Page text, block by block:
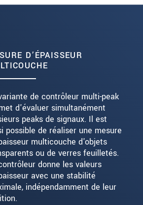
D’ÉPAISSEUR
de contrôleur multi-peak
d'évaluer simultanément
peaks de signaux. Il est
possible de réaliser une mesure
multicouche d'objets
ou de verres feuilletés.
donne les valeurs
avec une stabilité
indépendamment de leur